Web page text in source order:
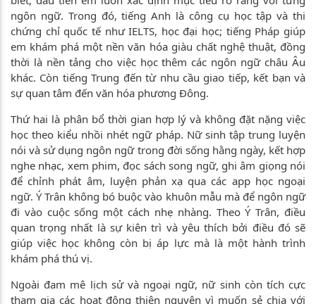
ngôn ngữ. Trong đó, tiếng Anh là công cụ học tập và thi
chứng chỉ quốc tế như IELTS, học đại học; tiếng Pháp giúp
em khám phá một nền văn hóa giàu chất nghệ thuật, đồng
thời là nền tảng cho việc học thêm các ngôn ngữ châu Âu
khác. Còn tiếng Trung đến từ nhu cầu giao tiếp, kết bạn và
sự quan tâm đến văn hóa phương Đông.
Thứ hai là phân bổ thời gian hợp lý và không đặt nặng việc
học theo kiểu nhồi nhét ngữ pháp. Nữ sinh tập trung luyện
nói và sử dụng ngôn ngữ trong đời sống hằng ngày, kết hợp
nghe nhạc, xem phim, đọc sách song ngữ, ghi âm giọng nói
để chỉnh phát âm, luyện phản xạ qua các app học ngoại
ngữ. Ý Trân không bó buộc vào khuôn mẫu mà để ngôn ngữ
đi vào cuộc sống một cách nhẹ nhàng. Theo Ý Trân, điều
quan trọng nhất là sự kiên trì và yêu thích bởi điều đó sẽ
giúp việc học không còn bị áp lực mà là một hành trình
khám phá thú vị.
Ngoài đam mê lịch sử và ngoại ngữ, nữ sinh còn tích cực
tham gia các hoạt động thiện nguyện vì muốn sẻ chia với